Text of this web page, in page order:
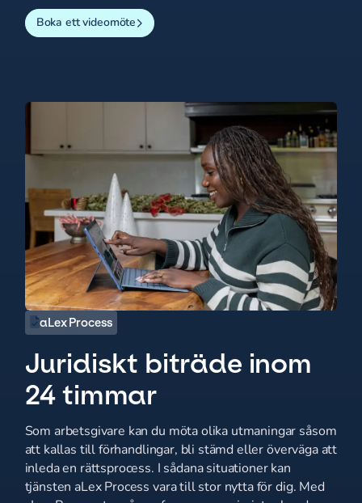
Boka ett videomöte
aLex Process
Juridiskt biträde inom
24 timmar
Som arbetsgivare kan du möta olika utmaningar såsom
att kallas till förhandlingar, bli stämd eller överväga att
inleda en rättsprocess. I sådana situationer kan
tjänsten aLex Process vara till stor nytta för dig. Med